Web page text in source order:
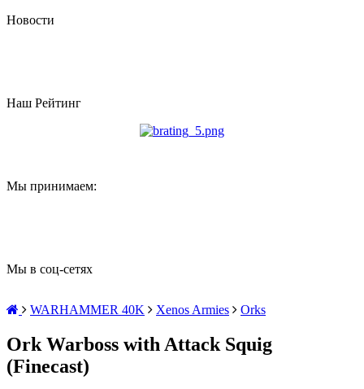
Новости
Наш Рейтинг
Мы принимаем:
Мы в соц-сетях
WARHAMMER 40K Xenos Armies Orks
Ork Warboss with Attack Squig
(Finecast)